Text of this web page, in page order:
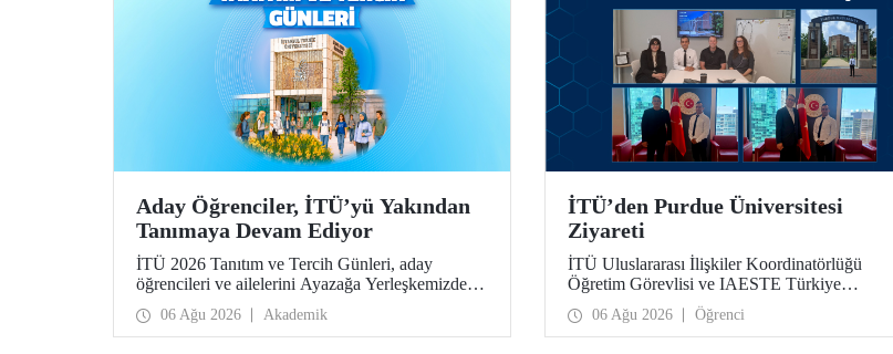
Aday Öğrenciler, İTÜ’yü Yakından
Tanımaya Devam Ediyor
İTÜ 2026 Tanıtım ve Tercih Günleri, aday
öğrencileri ve ailelerini Ayazağa Yerleşkemizde
ağırlamaya devam ediyor. Tanıtım ve Tercih
Günleri 7 Ağustos’ta tamamlanacak, ilgili fakülte
ve birimler adaylara bilgi vermeye devam edecek.
06 Ağu 2026 Akademik
İTÜ’den Purdue Üniversitesi
Ziyareti
İTÜ Uluslararası İlişkiler Koordinatörlüğü
Öğretim Görevlisi ve IAESTE Türkiye
Sorumlusu Cahit Okan, akademik ilişkileri ve iş
birliğini geliştirmek amacıyla 20-27 Temmuz
tarihlerinde ABD’de dünyanın önde gelen
06 Ağu 2026 Öğrenci